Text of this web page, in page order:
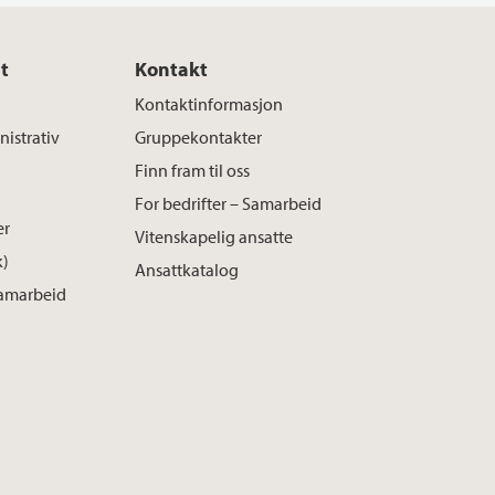
Kontakt
Kontaktinformasjon
Gruppekontakter
Finn fram til oss
For bedrifter – Samarbeid
Vitenskapelig ansatte
Ansattkatalog